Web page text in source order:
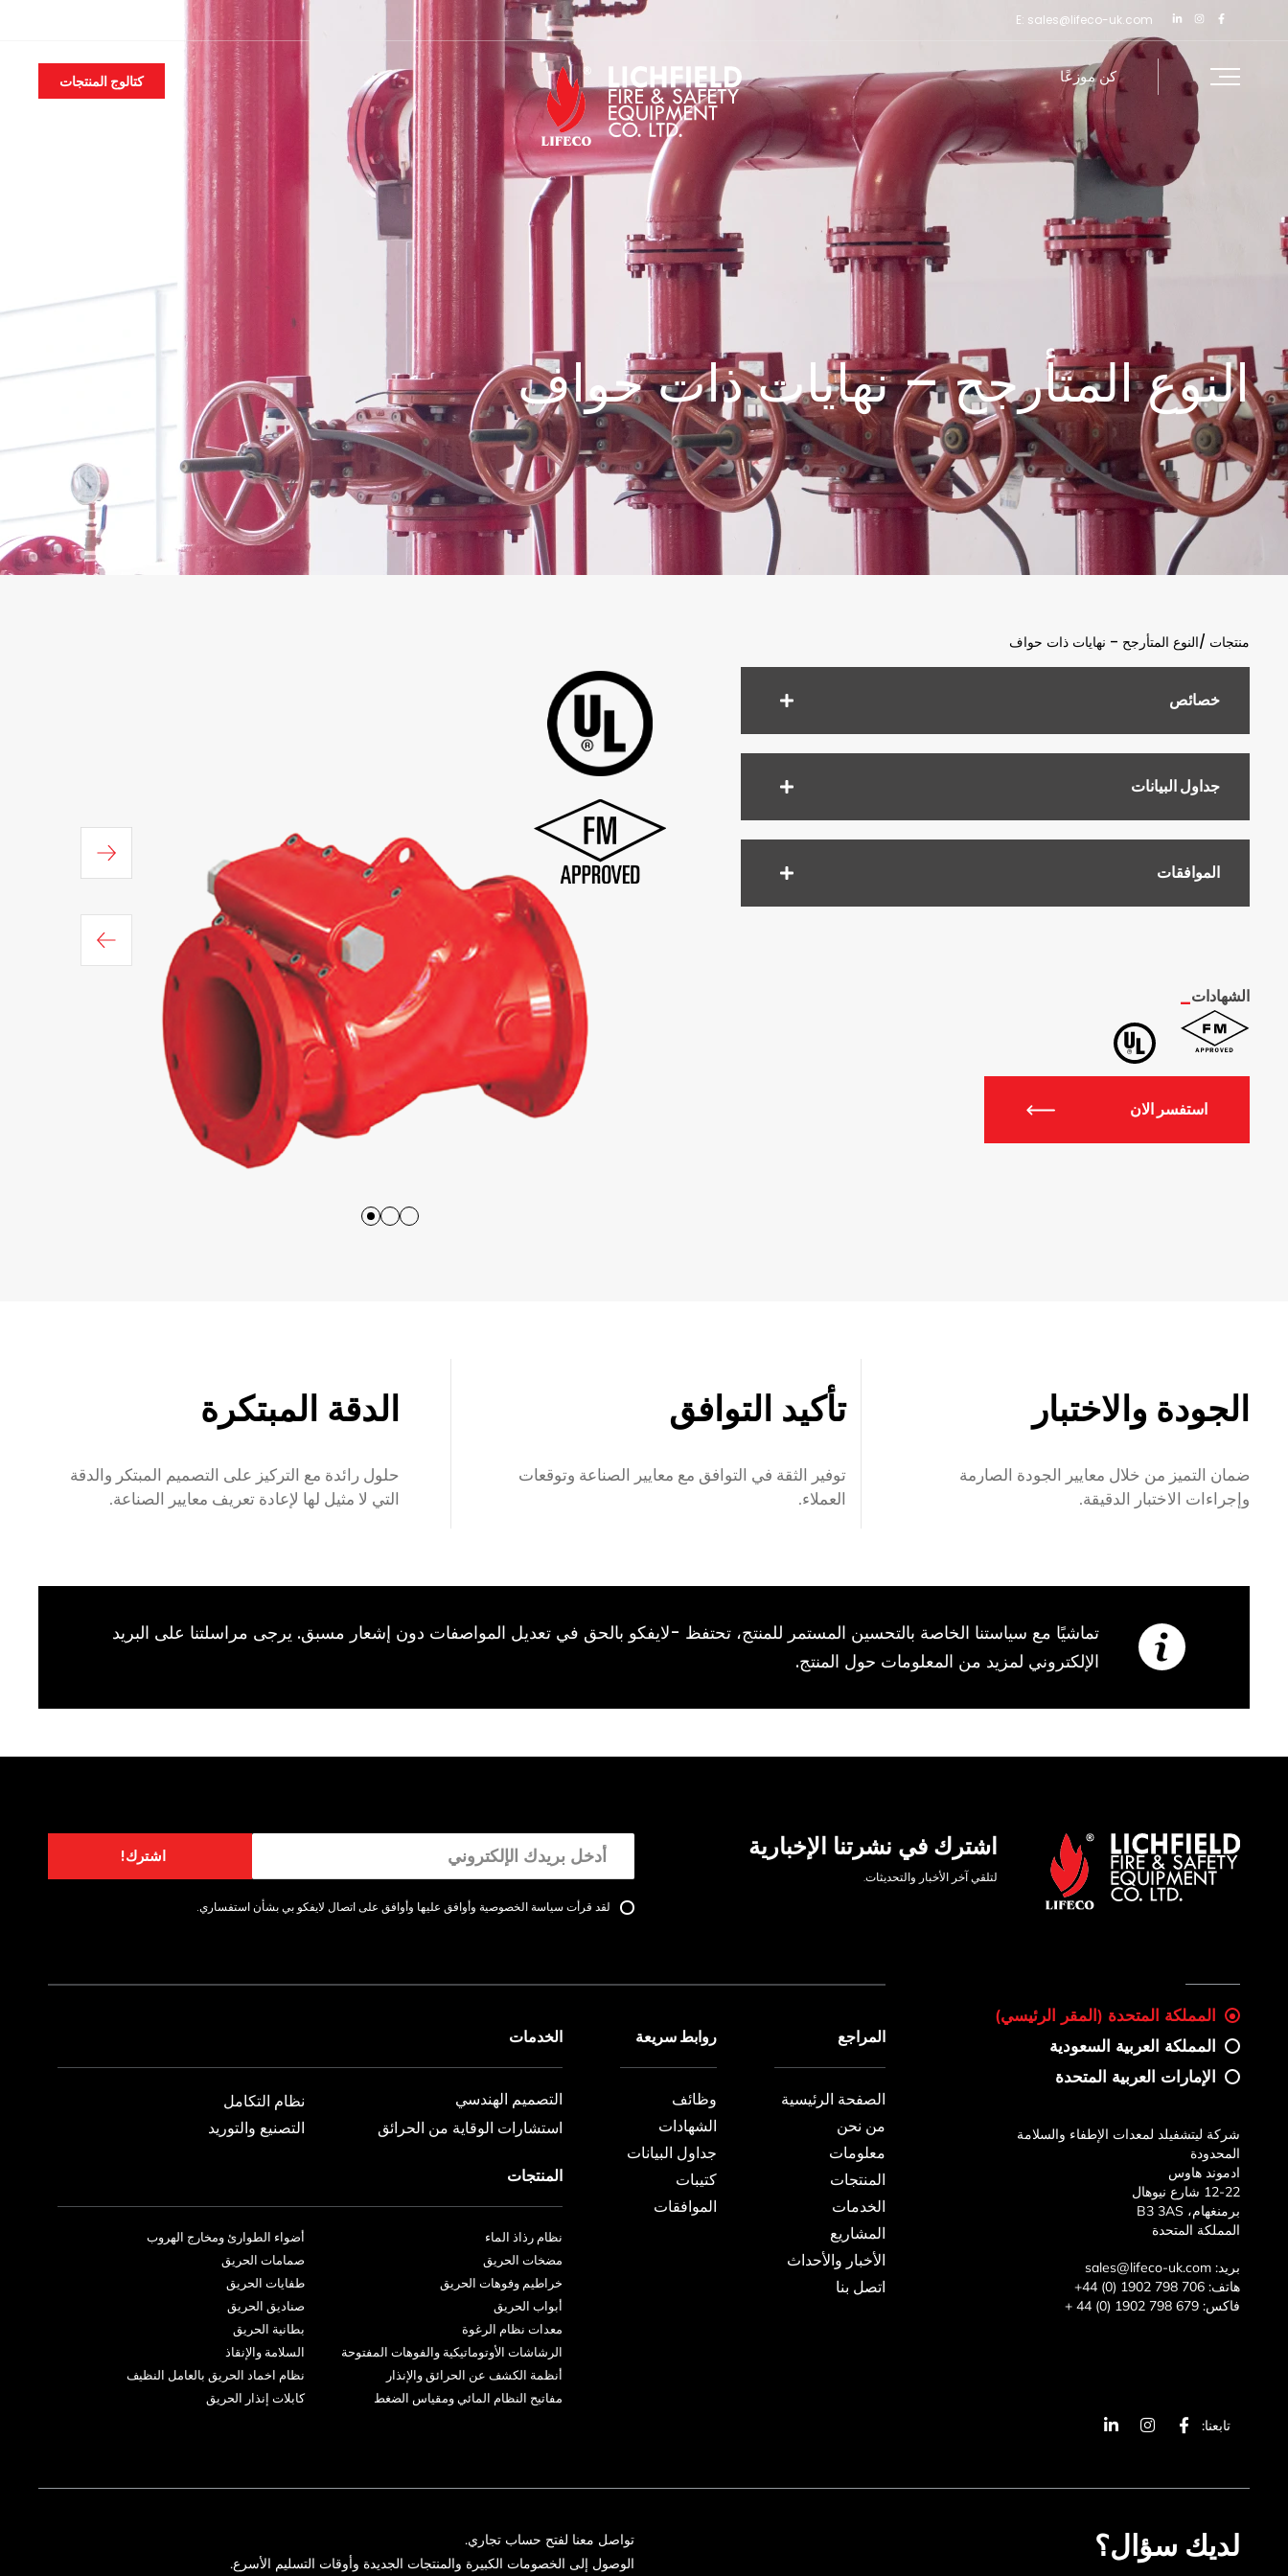
E: sales@lifeco-uk.com
كن موزعًا كتالوج المنتجات
النوع المتأرجح – نهايات ذات حواف
منتجات /النوع المتأرجح – نهايات ذات حواف
خصائص
جداول البيانات
الموافقات
الشهادات_
استفسر الان
الجودة والاختبار
ضمان التميز من خلال معايير الجودة الصارمة
وإجراءات الاختبار الدقيقة.
تأكيد التوافق
توفير الثقة في التوافق مع معايير الصناعة وتوقعات
العملاء.
الدقة المبتكرة
حلول رائدة مع التركيز على التصميم المبتكر والدقة
التي لا مثيل لها لإعادة تعريف معايير الصناعة.
تماشيًا مع سياستنا الخاصة بالتحسين المستمر للمنتج، تحتفظ -لايفكو بالحق في تعديل المواصفات دون إشعار مسبق. يرجى مراسلتنا على البريد
الإلكتروني لمزيد من المعلومات حول المنتج.
اشترك في نشرتنا الإخبارية
لتلقي آخر الأخبار والتحديثات.
اشترك!
لقد قرأت سياسة الخصوصية وأوافق عليها وأوافق على اتصال لايفكو بي بشأن استفساري.
المملكة المتحدة (المقر الرئيسي)
المملكة العربية السعودية
الإمارات العربية المتحدة
شركة ليتشفيلد لمعدات الإطفاء والسلامة
المحدودة
ادموند هاوس
12-22 شارع نيوهال
برمنغهام، B3 3AS
المملكة المتحدة
بريد:sales@lifeco-uk.com
هاتف: +44 (0) 1902 798 706
فاكس:+ 44 (0) 1902 798 679
تابعنا: ا
ل
س
ك
-
ا
ن
غ
م
ي
ي
ي
المراجع
الصفحة الرئيسية
من نحن
معلومات
المنتجات
الخدمات
المشاريع
الأخبار والأحداث
اتصل بنا
روابط سريعة
وظائف
الشهادات
جداول البيانات
كتيبات
الموافقات
الخدمات
التصميم الهندسي
نظام التكامل
استشارات الوقاية من الحرائق
التصنيع والتوريد
المنتجات
نظام رذاذ الماء
أضواء الطوارئ ومخارج الهروب
مضخات الحريق
صمامات الحريق
خراطيم وفوهات الحريق
طفايات الحريق
أبواب الحريق
صناديق الحريق
معدات نظام الرغوة
بطانية الحريق
الرشاشات الأوتوماتيكية والفوهات المفتوحة
السلامة والإنقاذ
أنظمة الكشف عن الحرائق والإنذار
نظام اخماد الحريق بالعامل النظيف
مفاتيح النظام المائي ومقياس الضغط
كابلات إنذار الحريق
لديك سؤال؟
تواصل معنا لفتح حساب تجاري.
الوصول إلى الخصومات الكبيرة والمنتجات الجديدة وأوقات التسليم الأسرع.